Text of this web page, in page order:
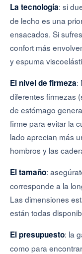
La tecnología: si
de lecho es una
ensacados. Si
confort más
y espuma
El nivel de firmeza:
diferentes firmezas
de estómago
firme para evitar la
lado aprecian más
hombros y las
El tamaño:
corresponde a la
Las dimensiones
están todas
El presupuesto: la
como para